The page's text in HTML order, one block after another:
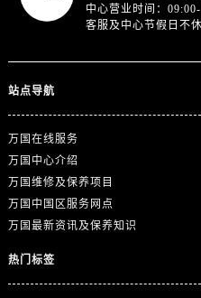
中心营业时间：
客服及中心节假日不休
站点导航
万国在线服务
万国中心介绍
万国维修及保养项目
万国中国区服务网点
万国最新资讯及保养知识
热门标签